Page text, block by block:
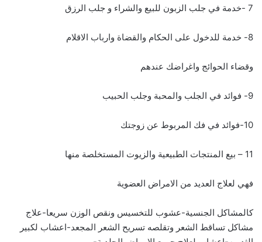
7 -خدمة في جلب الزبون للبيع والشراء و جلب الرزق
8- خدمة للدخول على الحكام والقضاة وارباب الاقلام
وقضاء الحوائج واغراضك عندهم
9- فوائد في الجلب والمحبة وجلب الحبيب
10-فوائد في فك المربوط عن زوجتك
11 – بيع المنتجات الطبيعية والزيوت المستخلصة منها
فهي لعلاج العديد من الامراض العضوية
كالمشاكل الجنسية-عشوب للتخسيس ونقص الوزن سريعا-علاج
مشاكل تساقط الشعر وتقلصه تسريح الشعر المجعد-اعشاب لكبير